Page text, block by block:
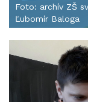
Foto: archív ZŠ
Ľubomír Baloga